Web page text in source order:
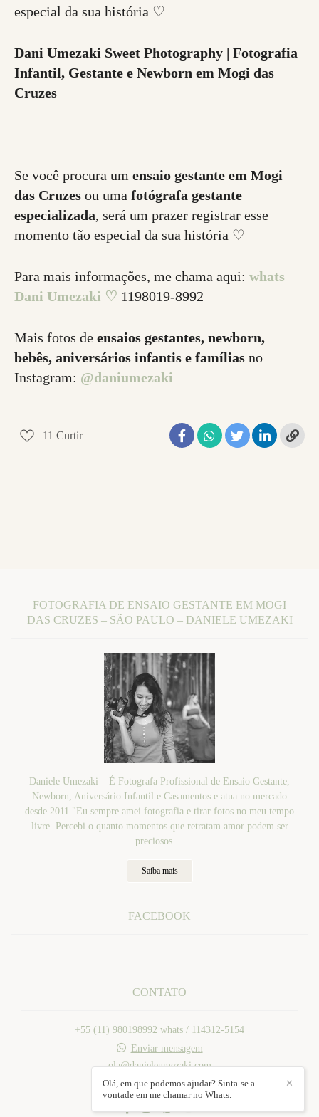
especial da sua história ♡
Dani Umezaki Sweet Photography | Fotografia
Infantil, Gestante e Newborn em Mogi das
Cruzes
Se você procura um ensaio gestante em Mogi
das Cruzes ou uma fotógrafa gestante
especializada, será um prazer registrar esse
momento tão especial da sua história ♡
Para mais informações, me chama aqui: whats
Dani Umezaki ♡ 1198019-8992
Mais fotos de ensaios gestantes, newborn,
bebês, aniversários infantis e famílias no
Instagram: @daniumezaki
11 Curtir
FOTOGRAFIA DE ENSAIO GESTANTE EM MOGI
DAS CRUZES – SÃO PAULO – DANIELE UMEZAKI
Daniele Umezaki – É Fotografa Profissional de Ensaio Gestante,
Newborn, Aniversário Infantil e Casamentos e atua no mercado
desde 2011."Eu sempre amei fotografia e tirar fotos no meu tempo
livre. Percebi o quanto momentos que retratam amor podem ser
preciosos....
Saiba mais
FACEBOOK
CONTATO
+55 (11) 980198992 whats / 114312-5154
Enviar mensagem
ola@danieleumezaki.com
Mogi das Cruzes / SP
✕
Olá, em que podemos ajudar? Sinta-se a
vontade em me chamar no Whats.